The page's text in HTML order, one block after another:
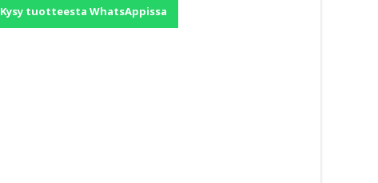
Kysy tuotteesta WhatsAppissa